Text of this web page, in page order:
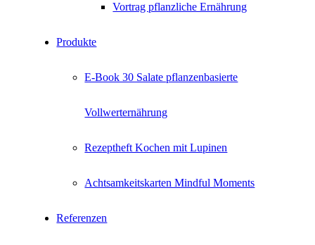
Vortrag pflanzliche Ernährung
Produkte
E-Book 30 Salate pflanzenbasierte
Vollwerternährung
Rezeptheft Kochen mit Lupinen
Achtsamkeitskarten Mindful Moments
Referenzen